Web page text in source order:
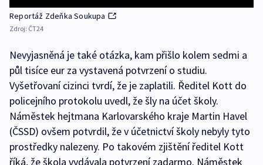
Reportáž Zdeňka Soukupa
Zdroj: ČT24
Nevyjasněná je také otázka, kam přišlo kolem sedmi a
půl tisíce eur za vystavená potvrzení o studiu.
Vyšetřovaní cizinci tvrdí, že je zaplatili. Ředitel Kott do
policejního protokolu uvedl, že šly na účet školy.
Náměstek hejtmana Karlovarského kraje Martin Havel
(ČSSD) ovšem potvrdil, že v účetnictví školy nebyly tyto
prostředky nalezeny. Po takovém zjištění ředitel Kott
říká, že škola vydávala potvrzení zadarmo. Náměstek